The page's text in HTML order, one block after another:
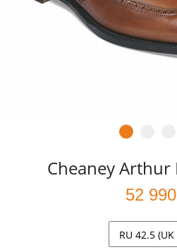
Cheaney Arthur
52